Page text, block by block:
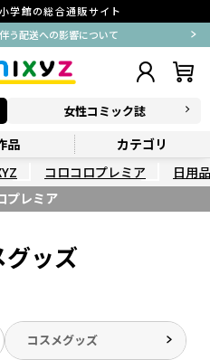
学館の総合通販サイト
う配送への影響について
女性コミック誌
品
カテゴリ
コロコロプレミア
日用
プレミア
グッズ
コスメグッズ